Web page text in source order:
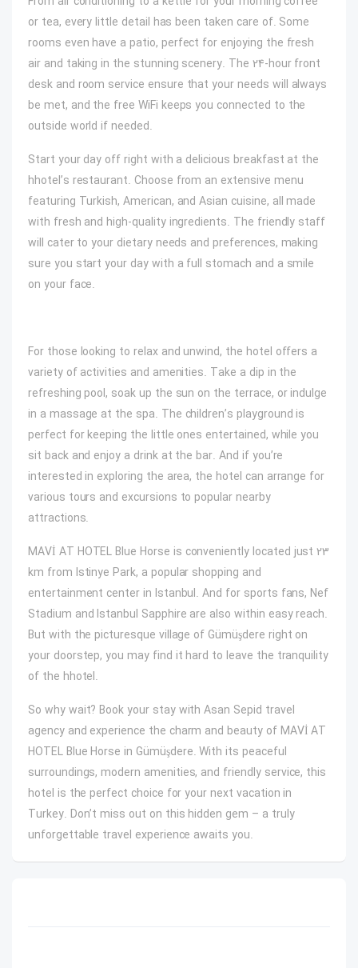
or tea, every little detail has been taken care of. Some
rooms even have a patio, perfect for enjoying the fresh
air and taking in the stunning scenery. The 24-hour front
desk and room service ensure that your needs will always
be met, and the free WiFi keeps you connected to the
outside world if needed.
Start your day off right with a delicious breakfast at the
hhotel’s restaurant. Choose from an extensive menu
featuring Turkish, American, and Asian cuisine, all made
with fresh and high-quality ingredients. The friendly staff
will cater to your dietary needs and preferences, making
sure you start your day with a full stomach and a smile
on your face.
For those looking to relax and unwind, the hotel offers a
variety of activities and amenities. Take a dip in the
refreshing pool, soak up the sun on the terrace, or indulge
in a massage at the spa. The children’s playground is
perfect for keeping the little ones entertained, while you
sit back and enjoy a drink at the bar. And if you’re
interested in exploring the area, the hotel can arrange for
various tours and excursions to popular nearby
attractions.
MAVİ AT HOTEL Blue Horse is conveniently located just 23
km from Istinye Park, a popular shopping and
entertainment center in Istanbul. And for sports fans, Nef
Stadium and Istanbul Sapphire are also within easy reach.
But with the picturesque village of Gümüşdere right on
your doorstep, you may find it hard to leave the tranquility
of the hhotel.
So why wait? Book your stay with Asan Sepid travel
agency and experience the charm and beauty of MAVİ AT
HOTEL Blue Horse in Gümüşdere. With its peaceful
surroundings, modern amenities, and friendly service, this
hotel is the perfect choice for your next vacation in
Turkey. Don’t miss out on this hidden gem – a truly
unforgettable travel experience awaits you.